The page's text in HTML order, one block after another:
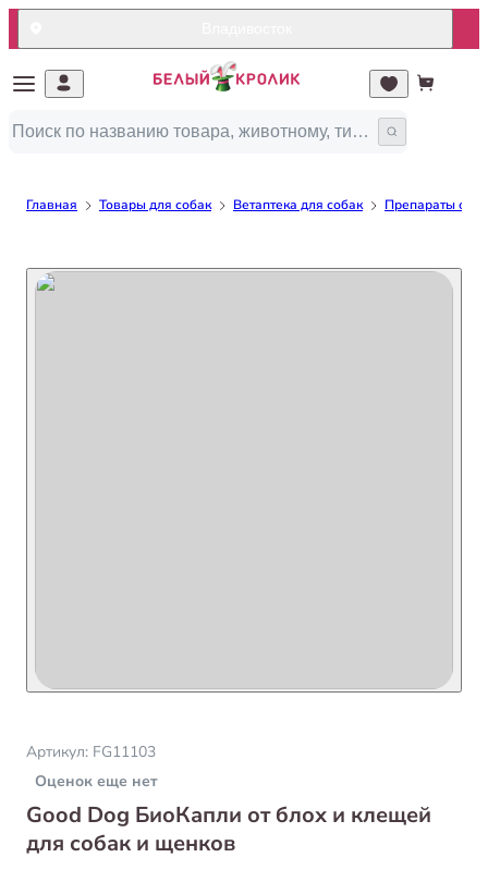
Главная Товары для собак Ветаптека для собак Препараты от
Артикул: FG11103
Оценок еще нет
Good Dog БиоКапли от блох и клещей
для собак и щенков